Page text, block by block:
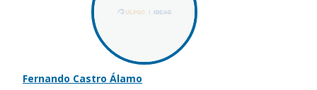
Fernando Castro Álamo